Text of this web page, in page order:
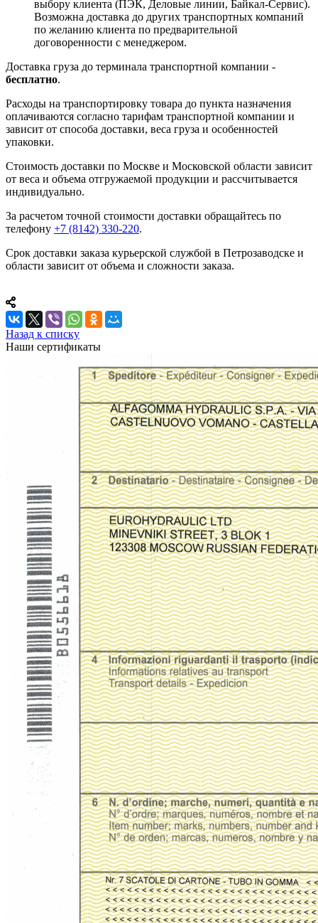
выбору клиента (ПЭК, Деловые линии, Байкал-Сервис).
Возможна доставка до других транспортных компаний
по желанию клиента по предварительной
договоренности с менеджером.
Доставка груза до терминала транспортной компании -
бесплатно.
Расходы на транспортировку товара до пункта назначения
оплачиваются согласно тарифам транспортной компании и
зависит от способа доставки, веса груза и особенностей
упаковки.
Стоимость доставки по Москве и Московской области зависит
от веса и объема отгружаемой продукции и рассчитывается
индивидуально.
За расчетом точной стоимости доставки обращайтесь по
телефону +7 (8142) 330-220.
Срок доставки заказа курьерской службой в Петрозаводске и
области зависит от объема и сложности заказа.
Назад к списку
Наши сертификаты